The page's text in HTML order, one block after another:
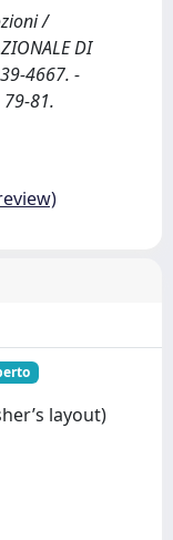
/
DI
4667. -
79-81.
layout)